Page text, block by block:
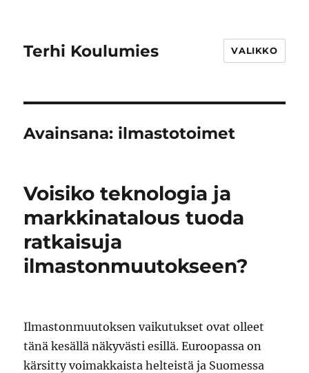
Terhi Koulumies VALIKKO
Avainsana: ilmastotoimet
Voisiko teknologia ja
markkinatalous tuoda
ratkaisuja
ilmastonmuutokseen?
Ilmastonmuutoksen vaikutukset ovat olleet
tänä kesällä näkyvästi esillä. Euroopassa on
kärsitty voimakkaista helteistä ja Suomessa